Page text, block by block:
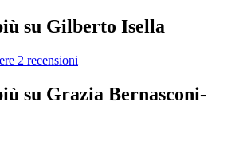
su Gilberto Isella
2 recensioni
su Grazia Bernasconi-